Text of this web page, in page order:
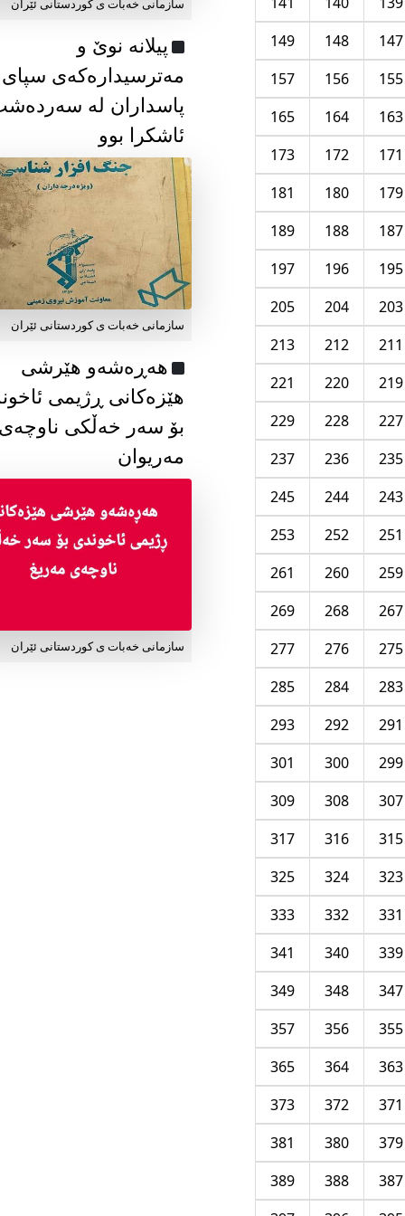
147
148
149
155
156
157
163
164
165
171
172
173
179
180
181
187
188
189
195
196
197
203
204
205
211
212
213
219
220
221
227
228
229
235
236
237
243
244
245
251
252
253
259
260
261
267
268
269
275
276
277
283
284
285
291
292
293
299
300
301
307
308
309
315
316
317
323
324
325
331
332
333
339
340
341
347
348
349
355
356
357
363
364
365
371
372
373
379
380
381
387
388
389
سازمانی خەبات ی كوردستانی ئێران
پیلانە نوێ و
مەترسیدارەکەی سپای
پاسداران لە
ئاشکرا بوو
سازمانی خەبات ی كوردستانی ئێران
هەڕەشەو هێرشی
هێزەکانی ڕژیمی
بۆ سەر خەڵکی
مەریوان
سازمانی خەبات ی کوردستانی ئێران